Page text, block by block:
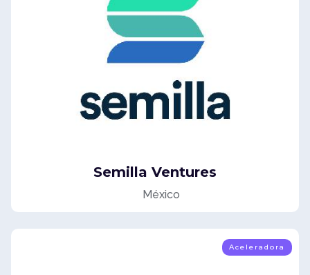
Semilla Ventures
México
Aceleradora